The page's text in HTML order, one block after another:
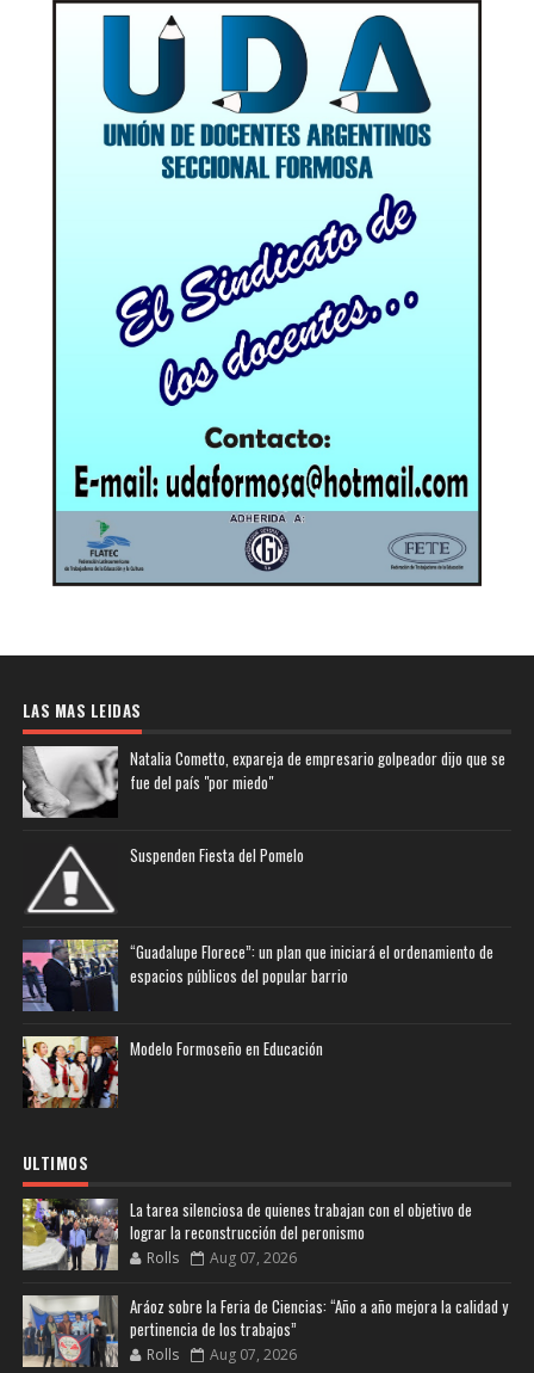
LAS MAS LEIDAS
Natalia Cometto, expareja de empresario golpeador dijo que se
fue del país "por miedo"
Suspenden Fiesta del Pomelo
“Guadalupe Florece”: un plan que iniciará el ordenamiento de
espacios públicos del popular barrio
Modelo Formoseño en Educación
ULTIMOS
La tarea silenciosa de quienes trabajan con el objetivo de
lograr la reconstrucción del peronismo
Rolls Aug 07, 2026
Aráoz sobre la Feria de Ciencias: “Año a año mejora la calidad y
pertinencia de los trabajos”
Rolls Aug 07, 2026